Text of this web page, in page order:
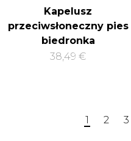
Kapelusz
przeciwsłoneczny pies
biedronka
38,49 €
1 2 3